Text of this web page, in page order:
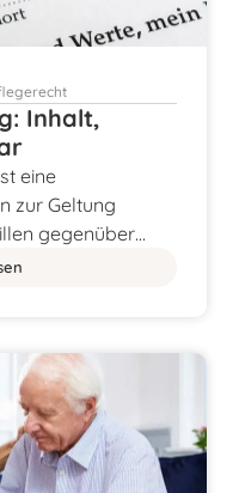
Inhalt,
eine
zur Geltung
gegenüber…